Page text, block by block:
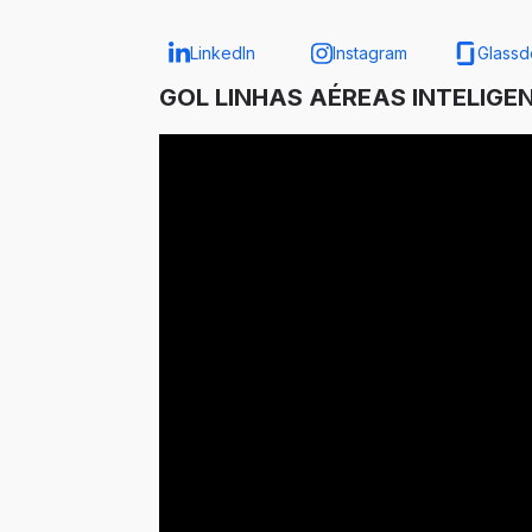
LinkedIn Instagram
GOL LINHAS AÉREAS